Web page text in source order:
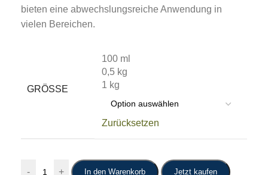
bieten eine abwechslungsreiche Anwendung in
vielen Bereichen.
GRÖSSE
100 ml
0,5 kg
1 kg
Zurücksetzen
- + In den Warenkorb Jetzt kaufen